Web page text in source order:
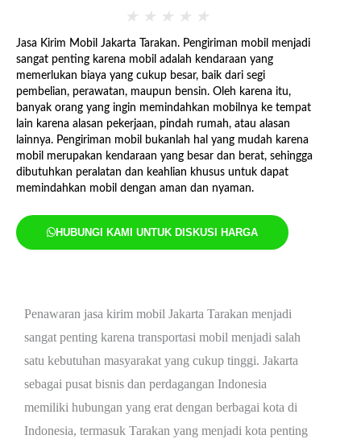
★ ★ ★ ★ ★
Jasa Kirim Mobil Jakarta Tarakan. Pengiriman mobil menjadi
sangat penting karena mobil adalah kendaraan yang
memerlukan biaya yang cukup besar, baik dari segi
pembelian, perawatan, maupun bensin. Oleh karena itu,
banyak orang yang ingin memindahkan mobilnya ke tempat
lain karena alasan pekerjaan, pindah rumah, atau alasan
lainnya. Pengiriman mobil bukanlah hal yang mudah karena
mobil merupakan kendaraan yang besar dan berat, sehingga
dibutuhkan peralatan dan keahlian khusus untuk dapat
memindahkan mobil dengan aman dan nyaman.
HUBUNGI KAMI UNTUK DISKUSI HARGA
Penawaran jasa kirim mobil Jakarta Tarakan menjadi
sangat penting karena transportasi mobil menjadi salah
satu kebutuhan masyarakat yang cukup tinggi. Jakarta
sebagai pusat bisnis dan perdagangan Indonesia
memiliki hubungan yang erat dengan berbagai kota di
Indonesia, termasuk Tarakan yang menjadi kota penting